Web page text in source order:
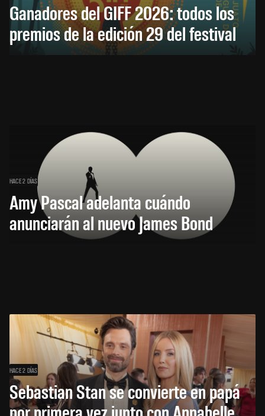
Ganadores del GIFF 2026: todos los
premios de la edición 29 del festival
HACE 2 DÍAS
Amy Pascal adelanta cuándo
anunciarán al nuevo James Bond
HACE 2 DÍAS
Sebastian Stan se convierte en papá